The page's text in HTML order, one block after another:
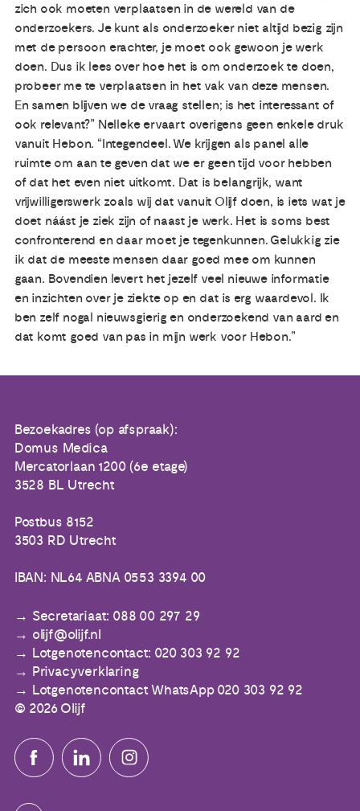
zich ook moeten verplaatsen in de wereld van de
onderzoekers. Je kunt als onderzoeker niet altijd bezig zijn
met de persoon erachter, je moet ook gewoon je werk
doen. Dus ik lees over hoe het is om onderzoek te doen,
probeer me te verplaatsen in het vak van deze mensen.
En samen blijven we de vraag stellen; is het interessant of
ook relevant?” Nelleke ervaart overigens geen enkele druk
vanuit Hebon. “Integendeel. We krijgen als panel alle
ruimte om aan te geven dat we er geen tijd voor hebben
of dat het even niet uitkomt. Dat is belangrijk, want
vrijwilligerswerk zoals wij dat vanuit Olijf doen, is iets wat je
doet náást je ziek zijn of naast je werk. Het is soms best
confronterend en daar moet je tegenkunnen. Gelukkig zie
ik dat de meeste mensen daar goed mee om kunnen
gaan. Bovendien levert het jezelf veel nieuwe informatie
en inzichten over je ziekte op en dat is erg waardevol. Ik
ben zelf nogal nieuwsgierig en onderzoekend van aard en
dat komt goed van pas in mijn werk voor Hebon.”
Bezoekadres (op afspraak):
Domus Medica
Mercatorlaan 1200 (6e etage)
3528 BL Utrecht
Postbus 8152
3503 RD Utrecht
IBAN: NL64 ABNA 0553 3394 00
Secretariaat: 088 00 297 29
olijf@olijf.nl
Lotgenotencontact: 020 303 92 92
Privacyverklaring
Lotgenotencontact WhatsApp 020 303 92 92
© 2026 Olijf